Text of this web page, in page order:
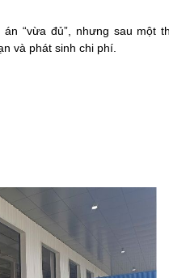
“vừa đủ”, nhưng sau một
và phát sinh chi phí.